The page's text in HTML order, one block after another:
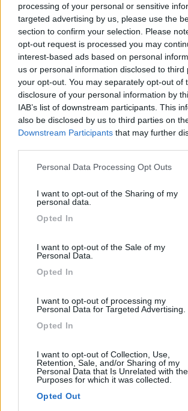
processing of your personal or sensitive
targeted advertising by us, please use the
section to confirm your selection. Please
opt-out request is processed you may
interest-based ads based on personal
us or personal information disclosed to third
your opt-out. You may separately opt-out of
disclosure of your personal information by
IAB’s list of downstream participants. This
also be disclosed by us to third parties on
Downstream Participants that may further
Please note that this website/app uses one
not limited to your visit or usage behaviour.
grant or deny consent to Google and its
use your data for below specified purposes
Personal Data Processing Opt Outs
I want to opt-out of the Sharing of my
personal data.
Opted In
I want to opt-out of the Sale of my
Personal Data.
Opted In
I want to opt-out of processing my
Personal Data for Targeted Advertising.
Opted In
I want to opt-out of Collection, Use,
Retention, Sale, and/or Sharing of my
Personal Data that Is Unrelated with the
Purposes for which it was collected.
Opted Out
Micro World Camper a Carrara
Pubblicato il
21/01/2020
Sezione
Speciale
Microworld Camper, concessionaria camper
Blucamp per il nord della Toscana e la Liguria
amplia ancora l'offerta di camper visionabili in
Le novità di Arca dal Salone del
Parma 2019
Pubblicato il
21/09/2019
Sezione